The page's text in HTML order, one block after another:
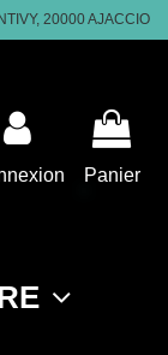
20000 AJACCIO
Panier